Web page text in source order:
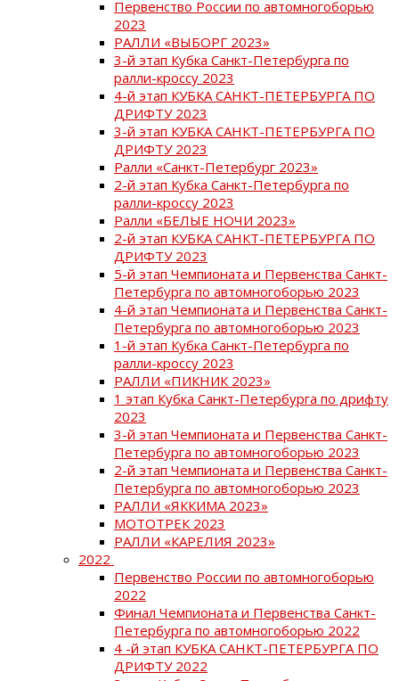
Первенство России по автомногоборью
2023
РАЛЛИ «ВЫБОРГ 2023»
3-й этап Кубка Санкт-Петербурга по
ралли-кроссу 2023
4-й этап КУБКА САНКТ-ПЕТЕРБУРГА ПО
ДРИФТУ 2023
3-й этап КУБКА САНКТ-ПЕТЕРБУРГА ПО
ДРИФТУ 2023
Ралли «Санкт-Петербург 2023»
2-й этап Кубка Санкт-Петербурга по
ралли-кроссу 2023
Ралли «БЕЛЫЕ НОЧИ 2023»
2-й этап КУБКА САНКТ-ПЕТЕРБУРГА ПО
ДРИФТУ 2023
5-й этап Чемпионата и Первенства Санкт-
Петербурга по автомногоборью 2023
4-й этап Чемпионата и Первенства Санкт-
Петербурга по автомногоборью 2023
1-й этап Кубка Санкт-Петербурга по
ралли-кроссу 2023
РАЛЛИ «ПИКНИК 2023»
1 этап Кубка Санкт-Петербурга по дрифту
2023
3-й этап Чемпионата и Первенства Санкт-
Петербурга по автомногоборью 2023
2-й этап Чемпионата и Первенства Санкт-
Петербурга по автомногоборью 2023
РАЛЛИ «ЯККИМА 2023»
МОТОТРЕК 2023
РАЛЛИ «КАРЕЛИЯ 2023»
2022
Первенство России по автомногоборью
2022
Финал Чемпионата и Первенства Санкт-
Петербурга по автомногоборью 2022
4 -й этап КУБКА САНКТ-ПЕТЕРБУРГА ПО
ДРИФТУ 2022